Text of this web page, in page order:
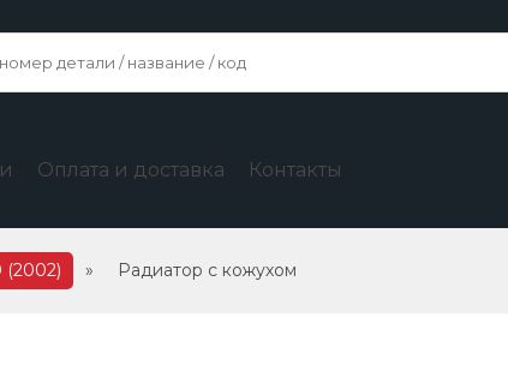
Оплата и доставка Контакты
» Радиатор с кожухом